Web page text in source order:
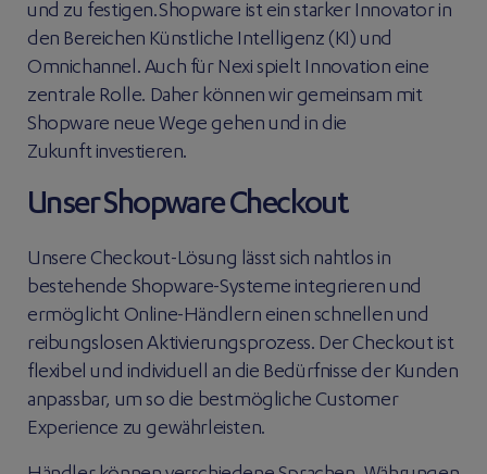
und zu festigen. Shopware ist ein starker Innovator in
den Bereichen Künstliche Intelligenz (KI) und
Omnichannel. Auch für Nexi spielt Innovation eine
zentrale Rolle. Daher können wir gemeinsam mit
Shopware neue Wege gehen und in die
Zukunft investieren.
Unser Shopware Checkout
Unsere Checkout-Lösung lässt sich nahtlos in
bestehende Shopware-Systeme integrieren und
ermöglicht Online-Händlern einen schnellen und
reibungslosen Aktivierungsprozess. Der Checkout ist
flexibel und individuell an die Bedürfnisse der Kunden
anpassbar, um so die bestmögliche Customer
Experience zu gewährleisten.